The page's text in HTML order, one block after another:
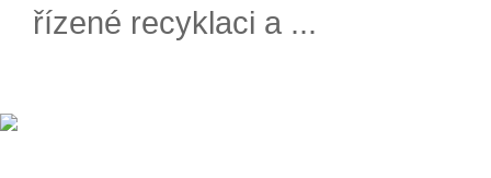
řízené recyklaci a ...